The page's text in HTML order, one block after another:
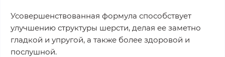
Усовершенствованная формула способствует
улучшению структуры шерсти, делая ее заметно
гладкой и упругой, а также более здоровой и
послушной.